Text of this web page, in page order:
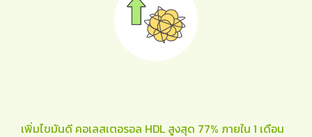
เพิ่มไขมันดี คอเลสเตอรอล HDL สูงสุด 77% ภายใน 1 เดือน